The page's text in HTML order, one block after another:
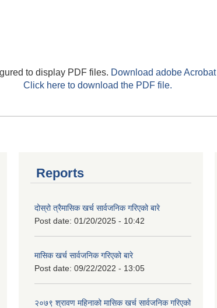
to display PDF files. Download adobe Acrobat
Click here to download the PDF file.
Reports
दोस्रो त्रैमासिक खर्च सार्वजनिक गरिएको बारे
Post date: 01/20/2025 - 10:42
मासिक खर्च सार्वजनिक गरिएको बारे
Post date: 09/22/2022 - 13:05
२०७९ श्रावण महिनाको मासिक खर्च सार्वजनिक गरिएको